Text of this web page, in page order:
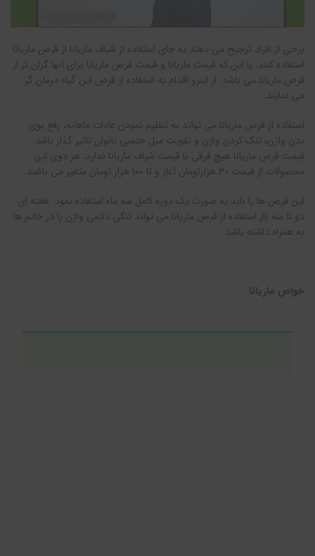
برخی از افراد ترجیح می دهند به جای استفاده از شیاف ماریانا از قرص ماریانا
استفاده کنند. یا این که قیمت ماریانا و قیمت قرص ماریانا برای آنها گران تر از
قرص ماریانا می باشد. از اینرو اقدام به استفاده از قرص این گیاه درمان گر
می نمایند.
استفاده از قرص ماریانا می تواند به تنظیم نمودن عادات ماهانه، رفع بوی
بدن واژن، تنگ کردن واژن و تقویت میل جنسی بانوان تاثیر گذار باشد.
قیمت قرص ماریانا هیچ فرقی با قیمت شیاف ماریانا ندارد. هر دوی این
محصولات از قیمت ۳۰ هزارتومان آغاز و تا ۱۰۰ هزار تومان متغیر می باشند.
این قرص ها را باید به صورت یک دوره کامل سه ماه استفاده نمود. هفته ای
دو تا سه بار استفاده از قرص ماریانا می تواند تنگی دائمی واژن را در خانم ها
به همراه داشته باشد.
خواص ماریانا